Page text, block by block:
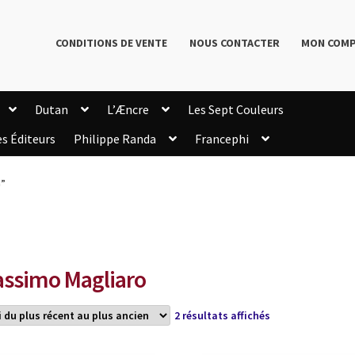
CONDITIONS DE VENTE NOUS CONTACTER MON
Dutan L’Æncre
Les Sept Couleurs
Éditeurs Philippe Randa
Francephi
Magliaro
2 résultats affichésTrié